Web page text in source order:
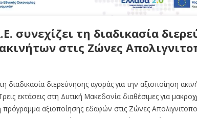
συνεχίζει τη διαδικασία
στις Ζώνες
διαδικασία διερεύνησης αγοράς για την αξιοποίηση
εκτάσεις στη Δυτική Μακεδονία διαθέσιμες για
αξιοποίησης εδαφών στις Ζώνες